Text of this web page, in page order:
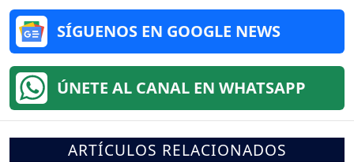
SÍGUENOS EN GOOGLE NEWS
ÚNETE AL CANAL EN WHATSAPP
ARTÍCULOS RELACIONADOS